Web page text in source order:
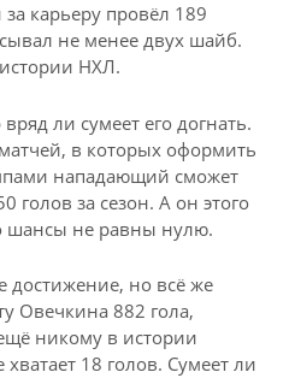
карьеру провёл 189
не менее двух шайб.
НХЛ.
ли сумеет его догнать.
в которых оформить
нападающий сможет
голов за сезон. А он этого
шансы не равны нулю.
достижение, но всё же
Овечкина 882 гола,
никому в истории
18 голов. Сумеет ли